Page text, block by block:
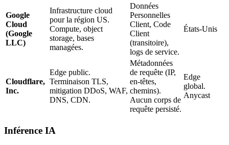
Google
Cloud
(Google
LLC)
Infrastructure cloud
pour la région US.
Compute, object
storage, bases
managées.
Données
Personnelles
Client, Code
Client
(transitoire),
logs de service.
États-Unis
Cloudflare,
Inc.
Edge public.
Terminaison TLS,
mitigation DDoS, WAF,
DNS, CDN.
Métadonnées
de requête (IP,
en-têtes,
chemins).
Aucun corps de
requête persisté.
Edge
global.
Anycast
Inférence IA